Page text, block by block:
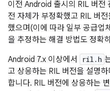
이전 Android 출시의 RIL 버전
전 자체가 부정확했고 RIL 버
했으며(이에 따라 일부 공급업
을 추정하는 해결 방법도 정확
Android 7.x 이상에서
ril.h
고 상응하는 RIL 버전을 설명
합니다. RIL 버전에 상응하는